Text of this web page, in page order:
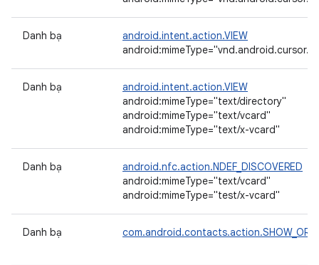
Danh bạ
android.intent.action.VIEW
Danh bạ
android.intent.action.VIEW
android:mimeType="text/directory"
android:mimeType="text/vcard"
android:mimeType="text/x-vcard"
Danh bạ
android.nfc.action.NDEF_DISCOVERED
android:mimeType="text/vcard"
android:mimeType="test/x-vcard"
Danh bạ